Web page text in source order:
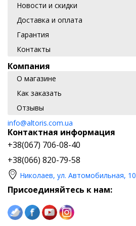
Новости и скидки
Доставка и оплата
Гарантия
Контакты
Компания
О магазине
Как заказать
Отзывы
info@altoris.com.ua
Контактная информация
+38(067) 706-08-40
+38(066) 820-79-58
Николаев, ул. Автомобильная, 10
Присоединяйтесь к нам: